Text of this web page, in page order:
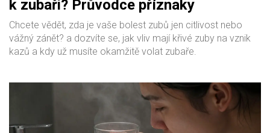
k zubaři? Průvodce příznaky
Chcete vědět, zda je vaše bolest zubů jen citlivost nebo
vážný zánět? a dozvíte se, jak vliv mají křivé zuby na vznik
kazů a kdy už musíte okamžitě volat zubaře.